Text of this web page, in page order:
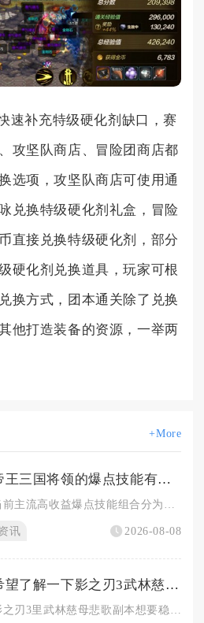
速补充特级硬化剂缺口，赛
攻坚队商店、冒险团商店都
选项，攻坚队商店可使用通
兑换特级硬化剂礼盒，冒险
直接兑换特级硬化剂，部分
硬化剂兑换道具，玩家可根
换方式，团本通关除了兑换
他打造装备的资源，一举两
+More
帝王三国将领的爆点技能有哪些推荐的组合
讯 2026-08-08
希望了解一下影之刃3武林慈母悲歌的攻略